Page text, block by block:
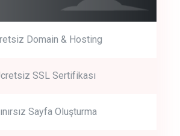
Get Started
for 30 days free trial no credit card
Domain & Hosting
SSL Sertifikası
Sayfa Oluşturma